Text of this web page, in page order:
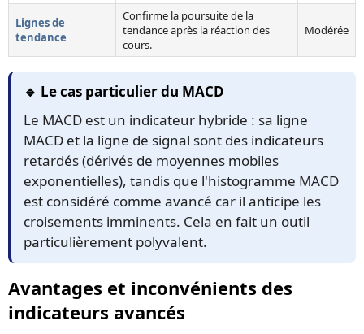
Lignes de
tendance
Confirme la poursuite de la
tendance après la réaction des
cours.
Modérée
🔹 Le cas particulier du MACD
Le MACD est un indicateur hybride : sa ligne
MACD et la ligne de signal sont des indicateurs
retardés (dérivés de moyennes mobiles
exponentielles), tandis que l'histogramme MACD
est considéré comme avancé car il anticipe les
croisements imminents. Cela en fait un outil
particulièrement polyvalent.
Avantages et inconvénients des
indicateurs avancés